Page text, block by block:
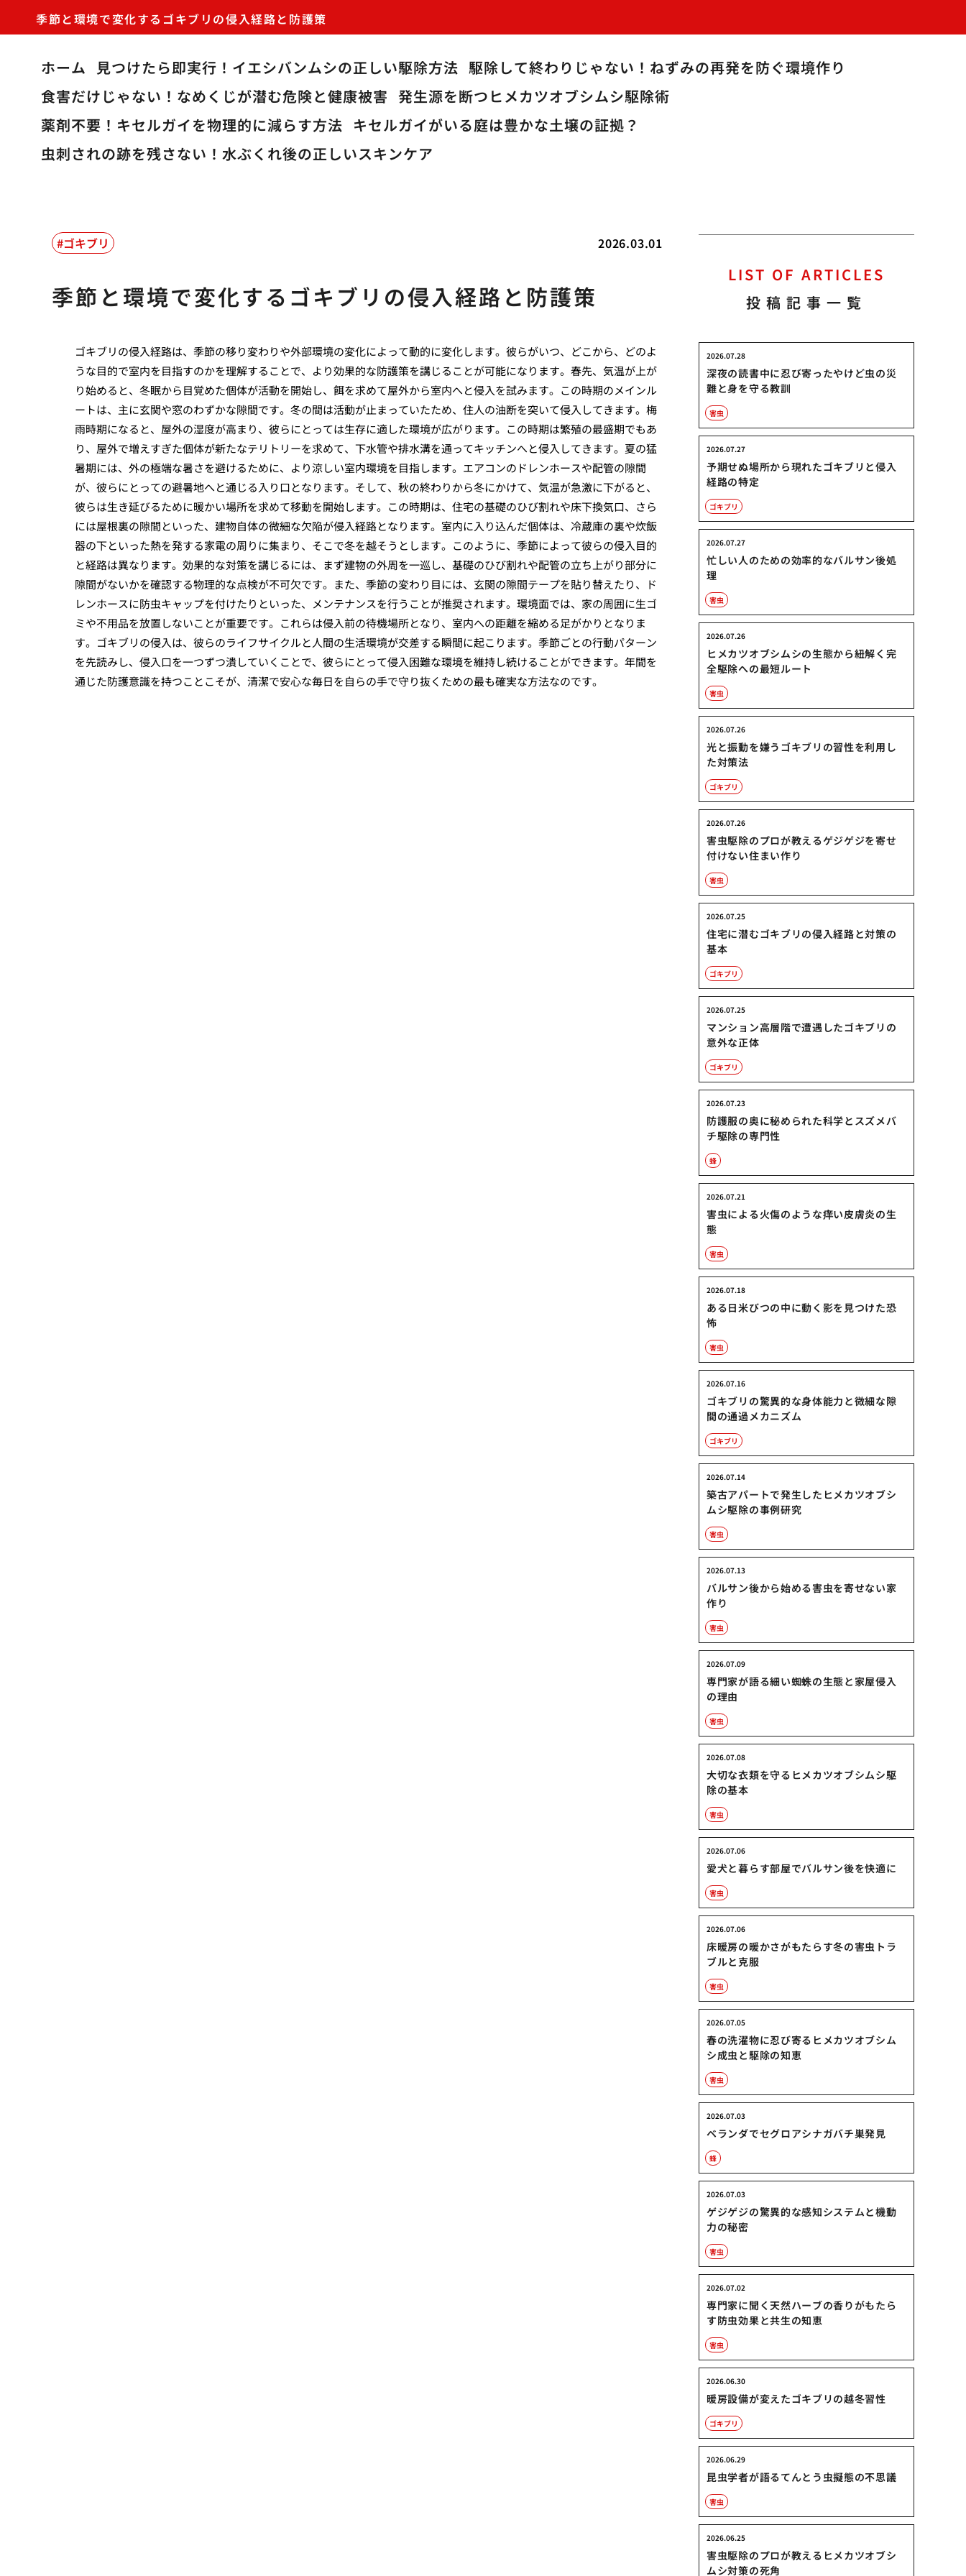
季節と環境で変化するゴキブリの侵入経路と防護策
ホーム 見つけたら即実行！イエシバンムシの正しい駆除方法 駆除して終わりじゃない！ねずみの再発を防ぐ環境作り
食害だけじゃない！なめくじが潜む危険と健康被害 発生源を断つヒメカツオブシムシ駆除術
薬剤不要！キセルガイを物理的に減らす方法 キセルガイがいる庭は豊かな土壌の証拠？
虫刺されの跡を残さない！水ぶくれ後の正しいスキンケア
2026.03.01
ゴキブリ
季節と環境で変化するゴキブリの侵入経路と防護策
ゴキブリの侵入経路は、季節の移り変わりや外部環境の変化によって動的に変化します。彼らがいつ、どこから、どのよ
うな目的で室内を目指すのかを理解することで、より効果的な防護策を講じることが可能になります。春先、気温が上が
り始めると、冬眠から目覚めた個体が活動を開始し、餌を求めて屋外から室内へと侵入を試みます。この時期のメインル
ートは、主に玄関や窓のわずかな隙間です。冬の間は活動が止まっていたため、住人の油断を突いて侵入してきます。梅
雨時期になると、屋外の湿度が高まり、彼らにとっては生存に適した環境が広がります。この時期は繁殖の最盛期でもあ
り、屋外で増えすぎた個体が新たなテリトリーを求めて、下水管や排水溝を通ってキッチンへと侵入してきます。夏の猛
暑期には、外の極端な暑さを避けるために、より涼しい室内環境を目指します。エアコンのドレンホースや配管の隙間
が、彼らにとっての避暑地へと通じる入り口となります。そして、秋の終わりから冬にかけて、気温が急激に下がると、
彼らは生き延びるために暖かい場所を求めて移動を開始します。この時期は、住宅の基礎のひび割れや床下換気口、さら
には屋根裏の隙間といった、建物自体の微細な欠陥が侵入経路となります。室内に入り込んだ個体は、冷蔵庫の裏や炊飯
器の下といった熱を発する家電の周りに集まり、そこで冬を越そうとします。このように、季節によって彼らの侵入目的
と経路は異なります。効果的な対策を講じるには、まず建物の外周を一巡し、基礎のひび割れや配管の立ち上がり部分に
隙間がないかを確認する物理的な点検が不可欠です。また、季節の変わり目には、玄関の隙間テープを貼り替えたり、ド
レンホースに防虫キャップを付けたりといった、メンテナンスを行うことが推奨されます。環境面では、家の周囲に生ゴ
ミや不用品を放置しないことが重要です。これらは侵入前の待機場所となり、室内への距離を縮める足がかりとなりま
す。ゴキブリの侵入は、彼らのライフサイクルと人間の生活環境が交差する瞬間に起こります。季節ごとの行動パターン
を先読みし、侵入口を一つずつ潰していくことで、彼らにとって侵入困難な環境を維持し続けることができます。年間を
通じた防護意識を持つことこそが、清潔で安心な毎日を自らの手で守り抜くための最も確実な方法なのです。
LIST OF ARTICLES
投稿記事一覧
深夜の読書中に忍び寄ったやけど虫の災
難と身を守る教訓
2026.07.28
害虫
予期せぬ場所から現れたゴキブリと侵入
経路の特定
2026.07.27
ゴキブリ
忙しい人のための効率的なバルサン後処
理
2026.07.27
害虫
ヒメカツオブシムシの生態から紐解く完
全駆除への最短ルート
2026.07.26
害虫
光と振動を嫌うゴキブリの習性を利用し
た対策法
2026.07.26
ゴキブリ
害虫駆除のプロが教えるゲジゲジを寄せ
付けない住まい作り
2026.07.26
害虫
住宅に潜むゴキブリの侵入経路と対策の
基本
2026.07.25
ゴキブリ
マンション高層階で遭遇したゴキブリの
意外な正体
2026.07.25
ゴキブリ
防護服の奥に秘められた科学とスズメバ
チ駆除の専門性
2026.07.23
蜂
害虫による火傷のような痒い皮膚炎の生
態
2026.07.21
害虫
ある日米びつの中に動く影を見つけた恐
怖
2026.07.18
害虫
ゴキブリの驚異的な身体能力と微細な隙
間の通過メカニズム
2026.07.16
ゴキブリ
築古アパートで発生したヒメカツオブシ
ムシ駆除の事例研究
2026.07.14
害虫
バルサン後から始める害虫を寄せない家
作り
2026.07.13
害虫
専門家が語る細い蜘蛛の生態と家屋侵入
の理由
2026.07.09
害虫
大切な衣類を守るヒメカツオブシムシ駆
除の基本
2026.07.08
害虫
愛犬と暮らす部屋でバルサン後を快適に
2026.07.06
害虫
床暖房の暖かさがもたらす冬の害虫トラ
ブルと克服
2026.07.06
害虫
春の洗濯物に忍び寄るヒメカツオブシム
シ成虫と駆除の知恵
2026.07.05
害虫
ベランダでセグロアシナガバチ巣発見
2026.07.03
蜂
ゲジゲジの驚異的な感知システムと機動
力の秘密
2026.07.03
害虫
専門家に聞く天然ハーブの香りがもたら
す防虫効果と共生の知恵
2026.07.02
害虫
暖房設備が変えたゴキブリの越冬習性
2026.06.30
ゴキブリ
昆虫学者が語るてんとう虫擬態の不思議
2026.06.29
害虫
害虫駆除のプロが教えるヒメカツオブシ
ムシ対策の死角
2026.06.25